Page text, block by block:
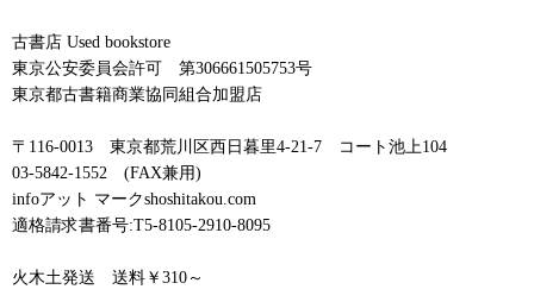
古書店 Used bookstore
東京公安委員会許可 第306661505753号
東京都古書籍商業協同組合加盟店
〒116-0013 東京都荒川区西日暮里4-21-7 コート池上104
03-5842-1552 (FAX兼用)
infoアット マークshoshitakou.com
適格請求書番号:T5-8105-2910-8095
火木土発送 送料￥310～